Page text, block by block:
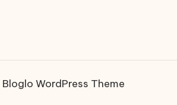
Bloglo WordPress Theme